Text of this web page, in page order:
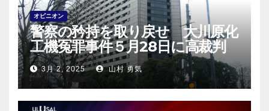
オピニオン
警察の矜持を取り戻せ 大川原化
工機冤罪事件５月28日に高裁判
決！
3月 2, 2025 山村 勇気